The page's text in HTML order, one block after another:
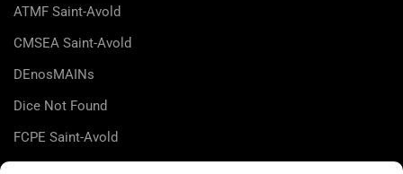
ATMF Saint-Avold
CMSEA Saint-Avold
DEnosMAINs
Dice Not Found
FCPE Saint-Avold